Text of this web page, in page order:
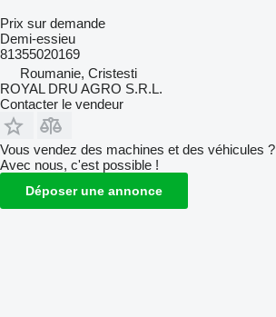
Prix sur demande
Demi-essieu
81355020169
Roumanie, Cristesti
ROYAL DRU AGRO S.R.L.
Contacter le vendeur
Vous vendez des machines et des véhicules ?
Avec nous, c'est possible !
Déposer une annonce